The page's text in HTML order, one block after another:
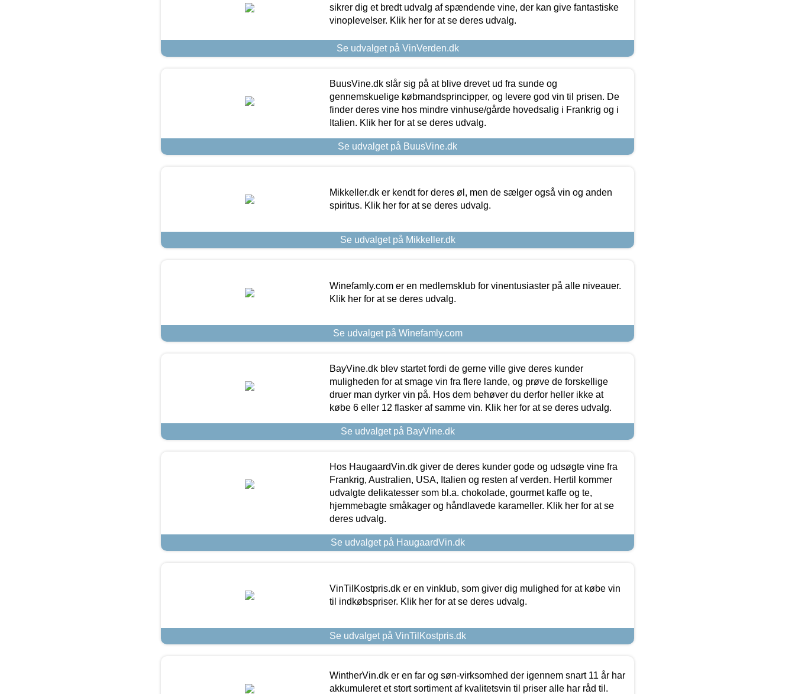
sikrer dig et bredt udvalg af spændende vine, der kan give fantastiske
vinoplevelser. Klik her for at se deres udvalg.
Se udvalget på VinVerden.dk
BuusVine.dk slår sig på at blive drevet ud fra sunde og
gennemskuelige købmandsprincipper, og levere god vin til prisen. De
finder deres vine hos mindre vinhuse/gårde hovedsalig i Frankrig og i
Italien. Klik her for at se deres udvalg.
Se udvalget på BuusVine.dk
Mikkeller.dk er kendt for deres øl, men de sælger også vin og anden
spiritus. Klik her for at se deres udvalg.
Se udvalget på Mikkeller.dk
Winefamly.com er en medlemsklub for vinentusiaster på alle niveauer.
Klik her for at se deres udvalg.
Se udvalget på Winefamly.com
BayVine.dk blev startet fordi de gerne ville give deres kunder
muligheden for at smage vin fra flere lande, og prøve de forskellige
druer man dyrker vin på. Hos dem behøver du derfor heller ikke at
købe 6 eller 12 flasker af samme vin. Klik her for at se deres udvalg.
Se udvalget på BayVine.dk
Hos HaugaardVin.dk giver de deres kunder gode og udsøgte vine fra
Frankrig, Australien, USA, Italien og resten af verden. Hertil kommer
udvalgte delikatesser som bl.a. chokolade, gourmet kaffe og te,
hjemmebagte småkager og håndlavede karameller. Klik her for at se
deres udvalg.
Se udvalget på HaugaardVin.dk
VinTilKostpris.dk er en vinklub, som giver dig mulighed for at købe vin
til indkøbspriser. Klik her for at se deres udvalg.
Se udvalget på VinTilKostpris.dk
WintherVin.dk er en far og søn-virksomhed der igennem snart 11 år har
akkumuleret et stort sortiment af kvalitetsvin til priser alle har råd til.